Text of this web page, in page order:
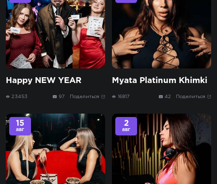
Happy NEW YEAR
23453 97 Поделиться
Myata Platinum Khimki
16817 42 Поделиться
15
авг
2
авг